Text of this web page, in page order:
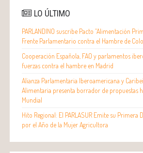
LO ÚLTIMO
PARLANDINO suscribe Pacto “Alimentación
Frente Parlamentario contra el Hambre de
Cooperación Española, FAO y parlamentos
fuerzas contra el hambre en Madrid
Alianza Parlamentaria Iberoamericana y
Alimentaria presenta borrador de propuestas
Mundial
Hito Regional: El PARLASUR Emite su Primera
por el Año de la Mujer Agricultora